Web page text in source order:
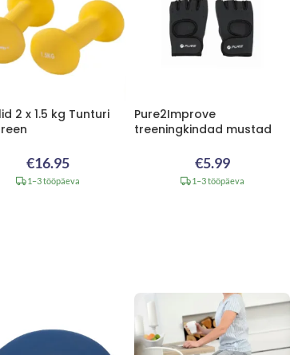
2 x 1.5 kg Tunturi
€16.95
1–3 tööpäeva
Pure2Improve
treeningkindad mustad
€5.99
1–3 tööpäeva